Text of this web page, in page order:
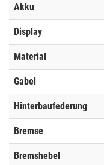
Akku
Display
Material
Gabel
Hinterbaufederung
Bremse
Bremshebel